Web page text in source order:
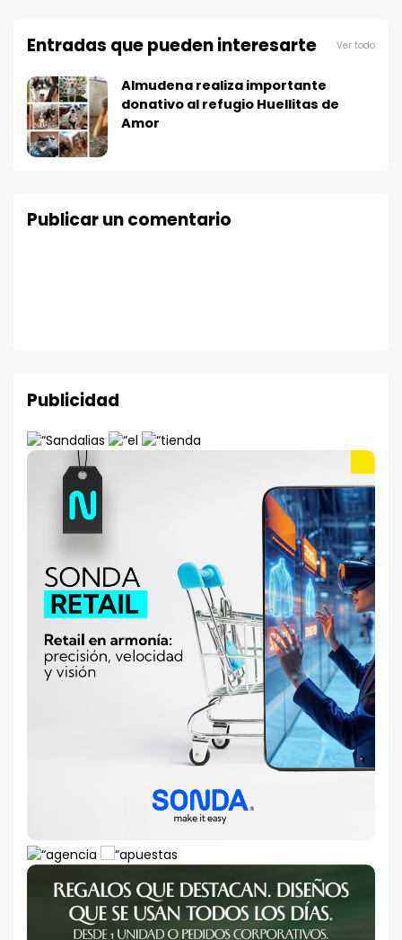
Entradas que pueden interesarte Ver todo
Almudena realiza importante
donativo al refugio Huellitas de
Amor
Publicar un comentario
Publicidad